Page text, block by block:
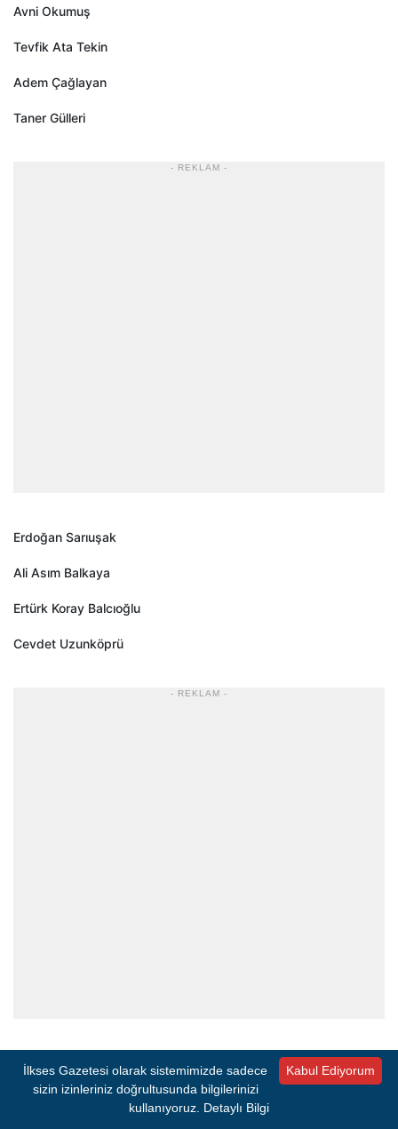
Avni Okumuş
Tevfik Ata Tekin
Adem Çağlayan
Taner Gülleri
- REKLAM -
Erdoğan Sarıuşak
Ali Asım Balkaya
Ertürk Koray Balcıoğlu
Cevdet Uzunköprü
- REKLAM -
Murat Sönmez
Ahmet Yurtsever
Kabul Ediyorum
İlkses Gazetesi olarak sistemimizde sadece
sizin izinleriniz doğrultusunda bilgilerinizi
kullanıyoruz. Detaylı Bilgi